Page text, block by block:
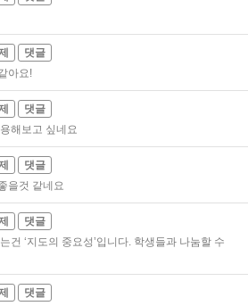
댓글
아요!
댓글
해보고 싶네요
댓글
을것 같네요
댓글
건 ‘지도의 중요성’입니다. 학생들과 나눔할 수
댓글